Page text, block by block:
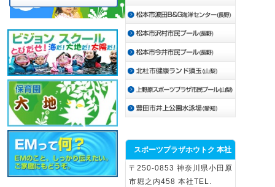
スポーツプラザホウトク 本社
〒250-0853 神奈川県小田原
市堀之内458 本社TEL.